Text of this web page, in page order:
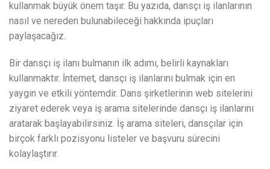
kullanmak büyük önem taşır. Bu yazıda, dansçı iş ilanlarının
nasıl ve nereden bulunabileceği hakkında ipuçları
paylaşacağız.
Bir dansçı iş ilanı bulmanın ilk adımı, belirli kaynakları
kullanmaktır. İnternet, dansçı iş ilanlarını bulmak için en
yaygın ve etkili yöntemdir. Dans şirketlerinin web sitelerini
ziyaret ederek veya iş arama sitelerinde dansçı iş ilanlarını
aratarak başlayabilirsiniz. İş arama siteleri, dansçılar için
birçok farklı pozisyonu listeler ve başvuru sürecini
kolaylaştırır.